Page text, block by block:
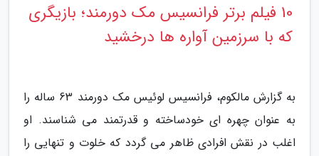
10 فیلم برتر فرانسیس مک دورمند؛ بازیگری
که با سرزمین آواره ها درخشید
به گزارش مالکوم، فرانسیس لوئیس مک دورمند 63 ساله را
به عنوان چهره ای خودساخته و قدرتمند می شناسند. او
اغلب در نقش افرادی ظاهر می گردد که خلوت و تنهایی را